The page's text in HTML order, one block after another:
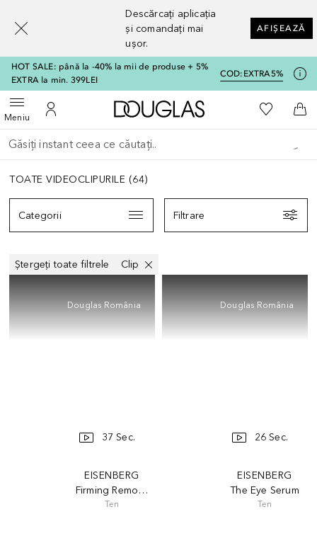
Descărcați aplicația
și comandați mai
ușor.
AFIȘEAZĂ
HOT SALE: până la -40% la mii de produse + 5%
EXTRA la min. 399LEI
COD: EXTRA5%
MeniuDeschide meniulCătre Contul meu
Către pagina principală
Către
Înapoi
Executați căutarea
TOATE VIDEOCLIPURILE (64)
Categorii Filtrare
Ștergeți toate filtrele
Clip
37 Sec.
Douglas România
EISENBERG
Firming Remodelling Cream
Ten
26 Sec.
Douglas România
EISENBERG
The Eye Serum
Ten